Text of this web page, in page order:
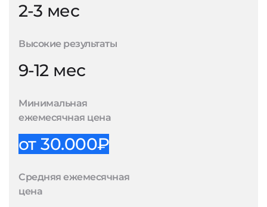
2-3 мес
Высокие результаты
9-12 мес
Минимальная
ежемесячная цена
от 30.000₽
Средняя ежемесячная
цена